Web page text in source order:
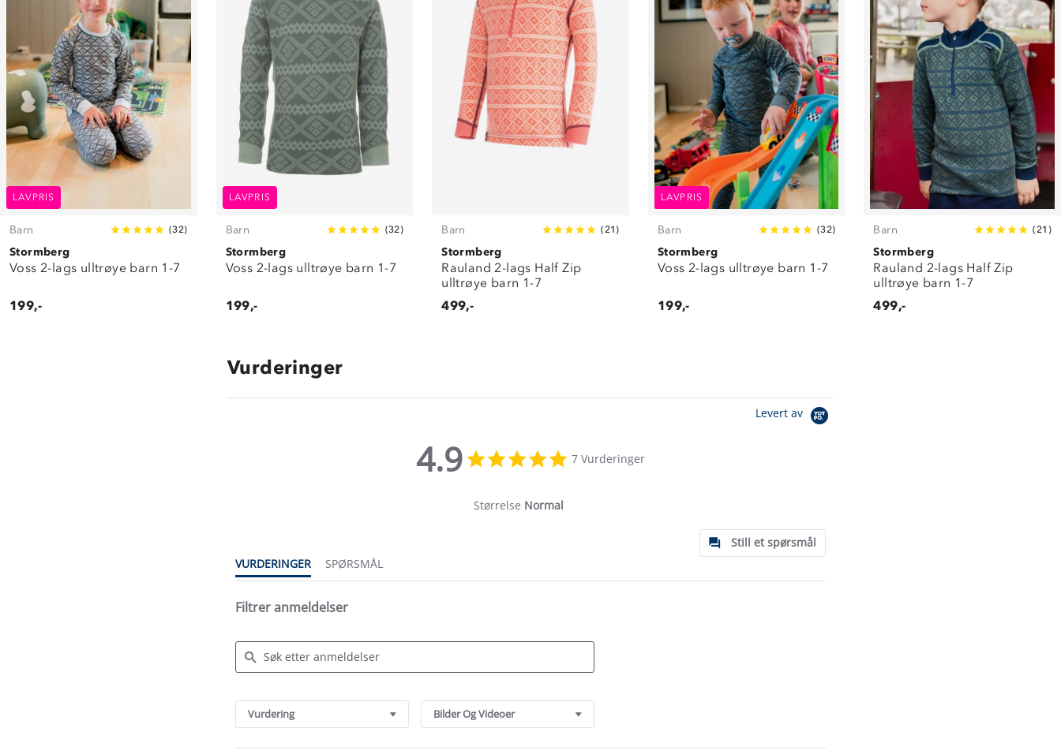
LAVPRIS
Barn (32)
Stormberg
Voss 2-lags ulltrøye barn 1-7
199,-
LAVPRIS
Barn (32)
Stormberg
Voss 2-lags ulltrøye barn 1-7
199,-
Barn ( 21 )
Stormberg
Rauland 2-lags Half Zip
ulltrøye barn 1-7
499,-
LAVPRIS
Barn (32)
Stormberg
Voss 2-lags ulltrøye barn 1-7
199,-
Barn ( 21 )
Stormberg
Rauland 2-lags Half Zip
ulltrøye barn 1-7
499,-
Vurderinger
Levert av
4.9
star
7 Vurderinger
Størrelse Normal
Still et spørsmål
VURDERINGER
SPØRSMÅL
Filtrer anmeldelser
Reviews
Vurdering Bilder Og Videoer